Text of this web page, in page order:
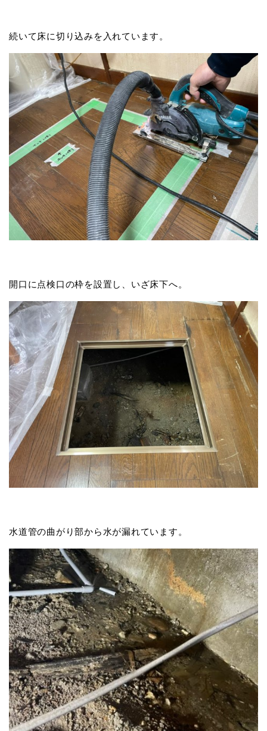
続いて床に切り込みを入れています。
開口に点検口の枠を設置し、いざ床下へ。
水道管の曲がり部から水が漏れています。